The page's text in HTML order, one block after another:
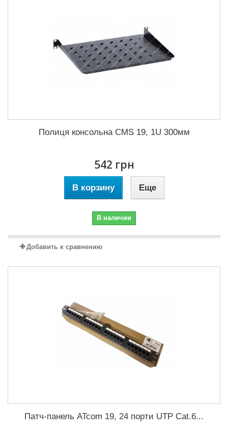
Полиця консольна CMS 19, 1U 300мм
542 грн
В корзину Еще
В наличии
Добавить к сравнению
Патч-панель ATcom 19, 24 порти UTP Cat.6...